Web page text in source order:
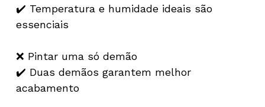
✔️ Temperatura e humidade ideais são
essenciais
❌ Pintar uma só demão
✔️ Duas demãos garantem melhor
acabamento